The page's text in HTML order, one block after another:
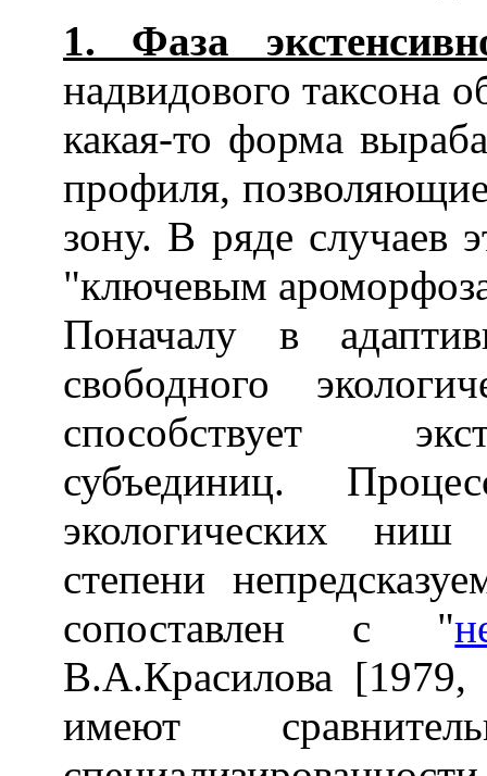
1. Фаза
надвидового таксона
какая-то форма
профиля,
зону. В ряде случаев
"ключевым
Поначалу в
свободного
способствует
субъединиц.
экологических
степени
сопоставлен с "
В.А.Красилова
имеют